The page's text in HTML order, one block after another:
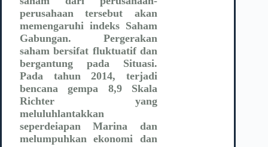
perusahaan tersebut akan
memengaruhi indeks Saham
Gabungan. Pergerakan
saham bersifat fluktuatif dan
bergantung pada Situasi.
Pada tahun 2014, terjadi
bencana gempa 8,9 Skala
Richter yang
meluluhlantakkan
seperdeiapan Marina dan
melumpuhkan ekonomi dan